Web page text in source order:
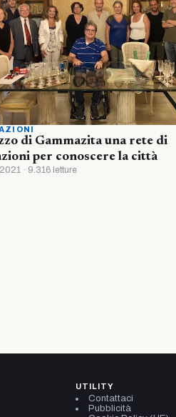
di Gammazita una rete di
per conoscere la città
· 9.316 letture
UTILITY
Contattaci
Pubblicità